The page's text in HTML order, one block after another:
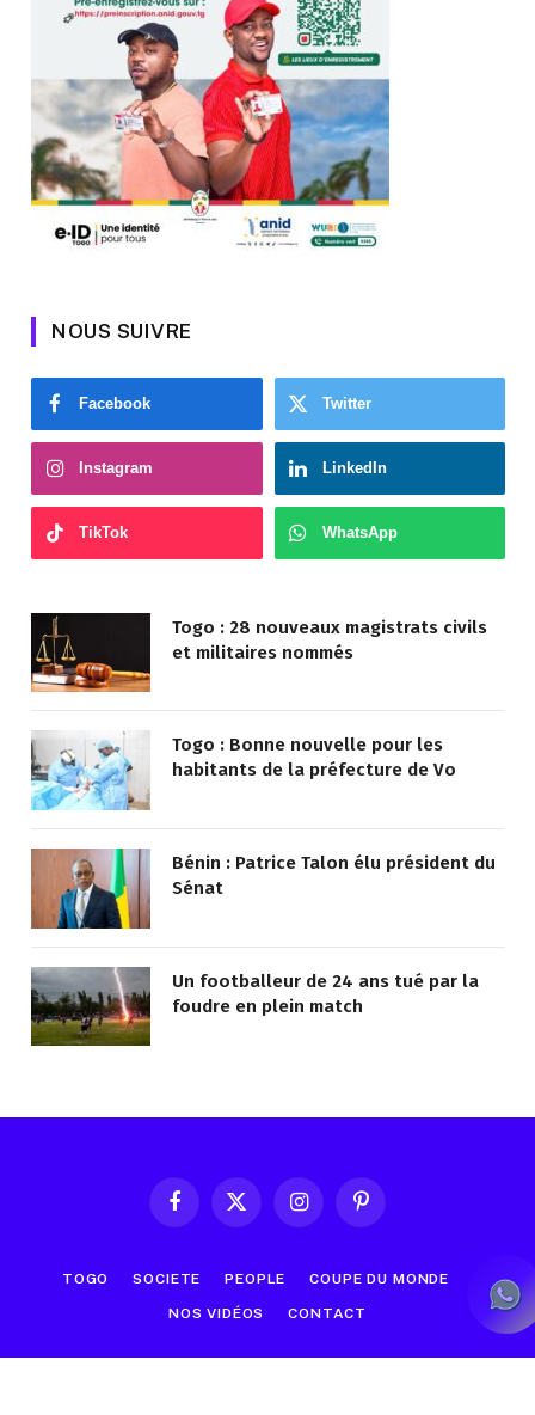
NOUS SUIVRE
Facebook Twitter
Instagram LinkedIn
TikTok WhatsApp
Togo : 28 nouveaux magistrats civils
et militaires nommés
Togo : Bonne nouvelle pour les
habitants de la préfecture de Vo
Bénin : Patrice Talon élu président du
Sénat
Un footballeur de 24 ans tué par la
foudre en plein match
FacebookX
InstagramPinterest
TOGO SOCIETE PEOPLE COUPE DU MONDE
NOS VIDÉOS CONTACT